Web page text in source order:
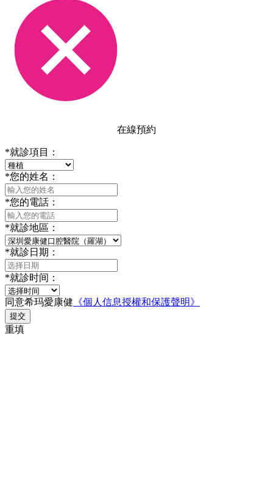
在線預約
*就診項目：
*您的姓名：
*您的電話：
*就診地區：
*就診日期：
*就診时间：
同意希玛愛康健 《個人信息授權和保護聲明》
提交
重填